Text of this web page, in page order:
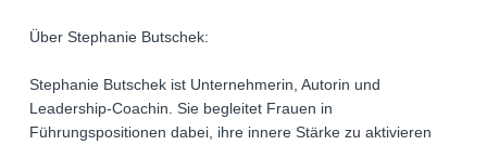
Über Stephanie Butschek:
Stephanie Butschek ist Unternehmerin, Autorin und
Leadership-Coachin. Sie begleitet Frauen in
Führungspositionen dabei, ihre innere Stärke zu aktivieren